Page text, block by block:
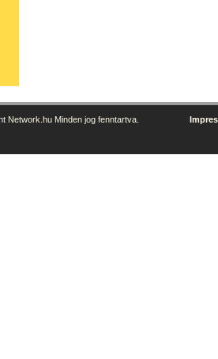
Network.hu Minden jog fenntartva.